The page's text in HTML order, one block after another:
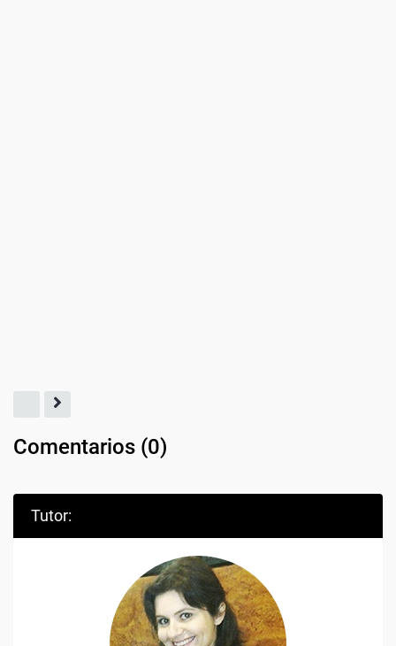
Comentarios (0)
Tutor: